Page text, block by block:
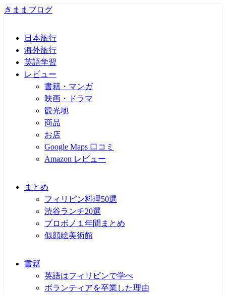
きままブログ
日本旅行
海外旅行
英語学習
レビュー
書籍・マンガ
映画・ドラマ
観光地
商品
お店
Google Maps 口コミ
Amazon レビュー
まとめ
フィリピン料理50選
渋谷ランチ20選
プロボノ１年間まとめ
似顔絵美術館
書籍
英語はフィリピンで学べ
ボランティアを卒業した理由